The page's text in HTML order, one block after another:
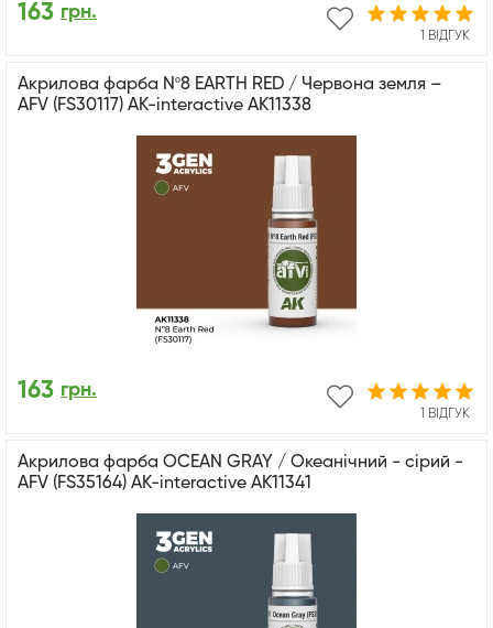
1 ВІДГУК
163 грн.
Акрилова фарба Nº8 EARTH RED / Червона земля –
AFV (FS30117) АК-interactive AK11338
1 ВІДГУК
163 грн.
Акрилова фарба OCEAN GRAY / Океанічний - сірий -
AFV (FS35164) АК-interactive AK11341